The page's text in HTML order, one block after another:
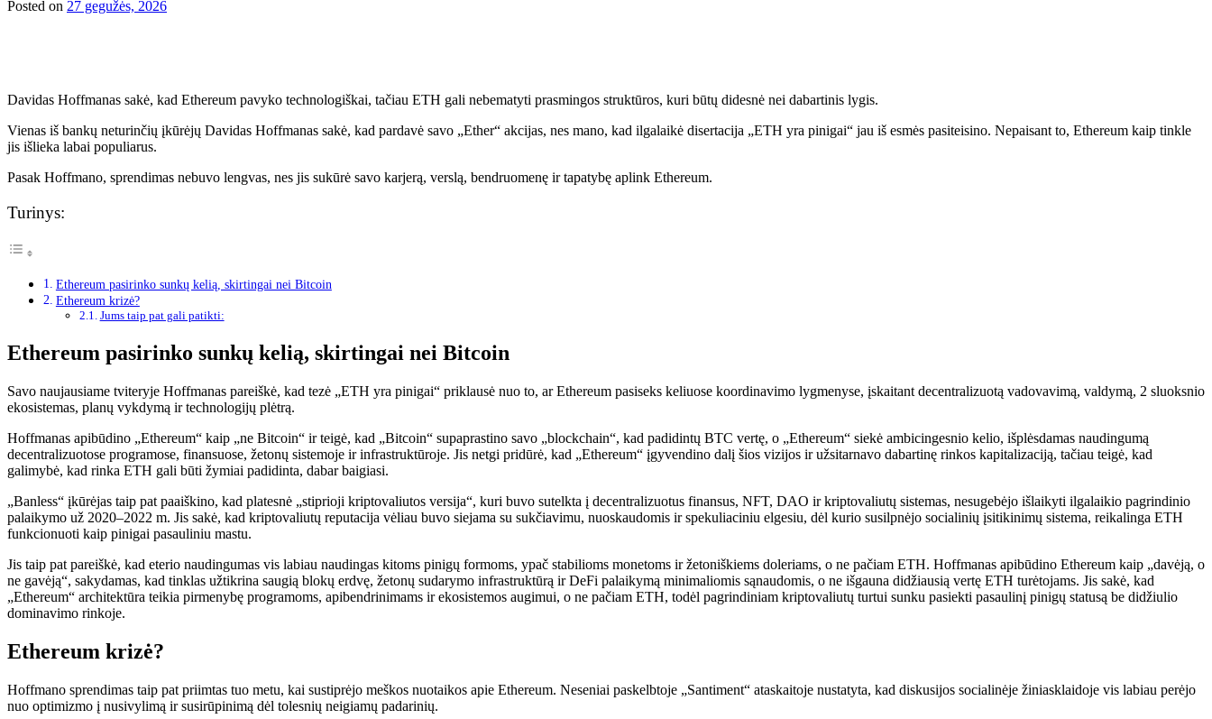
Posted on 27 gegužės, 2026
Davidas Hoffmanas sakė, kad Ethereum pavyko technologiškai, tačiau ETH gali nebematyti prasmingos struktūros, kuri būtų didesnė nei dabartinis lygis.
Vienas iš bankų neturinčių įkūrėjų Davidas Hoffmanas sakė, kad pardavė savo „Ether“ akcijas, nes mano, kad ilgalaikė disertacija „ETH yra pinigai“ jau iš esmės pasiteisino. Nepaisant to, Ethereum kaip tinkle
jis išlieka labai populiarus.
Pasak Hoffmano, sprendimas nebuvo lengvas, nes jis sukūrė savo karjerą, verslą, bendruomenę ir tapatybę aplink Ethereum.
Turinys:
Ethereum pasirinko sunkų kelią, skirtingai nei Bitcoin
Ethereum krizė?
Jums taip pat gali patikti:
Ethereum pasirinko sunkų kelią, skirtingai nei Bitcoin
Savo naujausiame tviteryje Hoffmanas pareiškė, kad tezė „ETH yra pinigai“ priklausė nuo to, ar Ethereum pasiseks keliuose koordinavimo lygmenyse, įskaitant decentralizuotą vadovavimą, valdymą, 2 sluoksnio
ekosistemas, planų vykdymą ir technologijų plėtrą.
Hoffmanas apibūdino „Ethereum“ kaip „ne Bitcoin“ ir teigė, kad „Bitcoin“ supaprastino savo „blockchain“, kad padidintų BTC vertę, o „Ethereum“ siekė ambicingesnio kelio, išplėsdamas naudingumą
decentralizuotose programose, finansuose, žetonų sistemoje ir infrastruktūroje. Jis netgi pridūrė, kad „Ethereum“ įgyvendino dalį šios vizijos ir užsitarnavo dabartinę rinkos kapitalizaciją, tačiau teigė, kad
galimybė, kad rinka ETH gali būti žymiai padidinta, dabar baigiasi.
„Banless“ įkūrėjas taip pat paaiškino, kad platesnė „stiprioji kriptovaliutos versija“, kuri buvo sutelkta į decentralizuotus finansus, NFT, DAO ir kriptovaliutų sistemas, nesugebėjo išlaikyti ilgalaikio pagrindinio
palaikymo už 2020–2022 m. Jis sakė, kad kriptovaliutų reputacija vėliau buvo siejama su sukčiavimu, nuoskaudomis ir spekuliaciniu elgesiu, dėl kurio susilpnėjo socialinių įsitikinimų sistema, reikalinga ETH
funkcionuoti kaip pinigai pasauliniu mastu.
Jis taip pat pareiškė, kad eterio naudingumas vis labiau naudingas kitoms pinigų formoms, ypač stabilioms monetoms ir žetoniškiems doleriams, o ne pačiam ETH. Hoffmanas apibūdino Ethereum kaip „davėją, o
ne gavėją“, sakydamas, kad tinklas užtikrina saugią blokų erdvę, žetonų sudarymo infrastruktūrą ir DeFi palaikymą minimaliomis sąnaudomis, o ne išgauna didžiausią vertę ETH turėtojams. Jis sakė, kad
„Ethereum“ architektūra teikia pirmenybę programoms, apibendrinimams ir ekosistemos augimui, o ne pačiam ETH, todėl pagrindiniam kriptovaliutų turtui sunku pasiekti pasaulinį pinigų statusą be didžiulio
dominavimo rinkoje.
Ethereum krizė?
Hoffmano sprendimas taip pat priimtas tuo metu, kai sustiprėjo meškos nuotaikos apie Ethereum. Neseniai paskelbtoje „Santiment“ ataskaitoje nustatyta, kad diskusijos socialinėje žiniasklaidoje vis labiau perėjo
nuo optimizmo į nusivylimą ir susirūpinimą dėl tolesnių neigiamų padarinių.